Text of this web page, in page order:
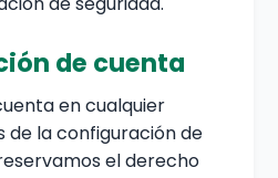
de cuenta
en cualquier
la configuración de
el derecho